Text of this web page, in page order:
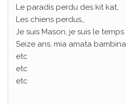
Le paradis perdu des kit kat,
Les chiens perdus,,
Je suis Mason, je suis le
Seize ans, mia amata bambina
etc
etc
etc